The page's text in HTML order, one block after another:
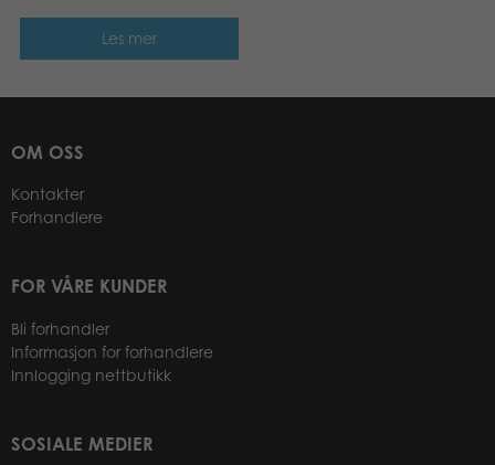
Les mer
OM OSS
Kontakter
Forhandlere
FOR VÅRE KUNDER
Bli forhandler
Informasjon for forhandlere
Innlogging nettbutikk
SOSIALE MEDIER